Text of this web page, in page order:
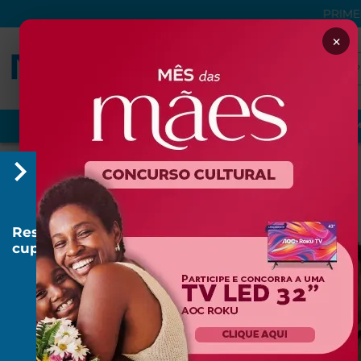
PROMOÇÕES NUTRIÇÃO
ORTOPEDIA E REABILITAÇAO
Home ORTOPEDIA E REABILITAÇAO
×
Resgatar
cupom
R$
20
R$